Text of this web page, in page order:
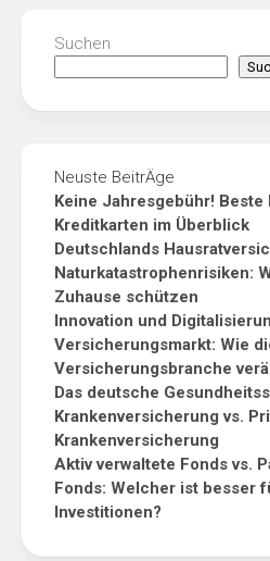
Suchen
Neuste BeitrÄge
Keine Jahresgebühr! Beste
Kreditkarten im Überblick
Deutschlands
Naturkatastrophenrisiken:
Zuhause schützen
Innovation und
Versicherungsmarkt: Wie
Versicherungsbranche
Das deutsche
Krankenversicherung vs.
Krankenversicherung
Aktiv verwaltete Fonds vs.
Fonds: Welcher ist besser
Investitionen?